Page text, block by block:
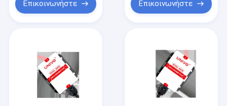
Βίντεο
Σχετικά με εμάς
Επικοινωνήστε Επικοινωνήστε